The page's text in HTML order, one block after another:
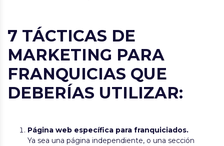
7 TÁCTICAS DE
MARKETING PARA
FRANQUICIAS QUE
DEBERÍAS UTILIZAR:
Página web específica para franquiciados.
Ya sea una página independiente, o una sección